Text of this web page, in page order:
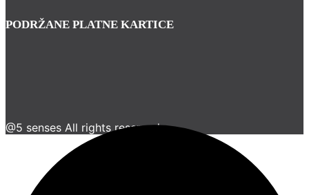
PODRŽANE PLATNE KARTICE
@5 senses All rights reserved